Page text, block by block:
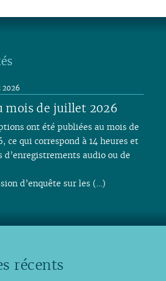
mois de juillet 2026
2026
ont été publiées au mois de
ce qui correspond à 14 heures et
d’enregistrements audio ou de
d’enquête sur les (…)
récents